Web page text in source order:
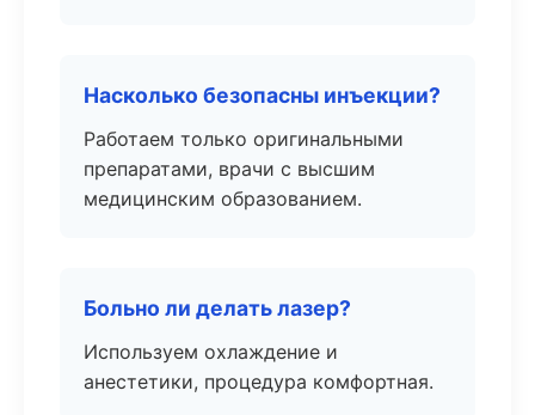
Насколько безопасны инъекции?
Работаем только оригинальными
препаратами, врачи с высшим
медицинским образованием.
Больно ли делать лазер?
Используем охлаждение и
анестетики, процедура комфортная.